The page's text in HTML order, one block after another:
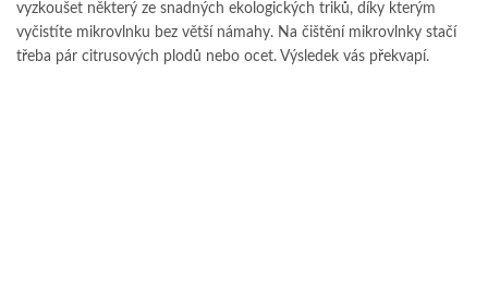
vyzkoušet některý ze snadných ekologických triků, díky kterým
vyčistíte mikrovlnku bez větší námahy. Na čištění mikrovlnky stačí
třeba pár citrusových plodů nebo ocet. Výsledek vás překvapí.